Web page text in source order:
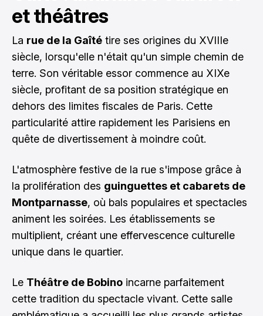
et théâtres
La rue de la Gaîté tire ses origines du XVIIIe
siècle, lorsqu'elle n'était qu'un simple chemin de
terre. Son véritable essor commence au XIXe
siècle, profitant de sa position stratégique en
dehors des limites fiscales de Paris. Cette
particularité attire rapidement les Parisiens en
quête de divertissement à moindre coût.
L'atmosphère festive de la rue s'impose grâce à
la prolifération des guinguettes et cabarets de
Montparnasse, où bals populaires et spectacles
animent les soirées. Les établissements se
multiplient, créant une effervescence culturelle
unique dans le quartier.
Le Théâtre de Bobino incarne parfaitement
cette tradition du spectacle vivant. Cette salle